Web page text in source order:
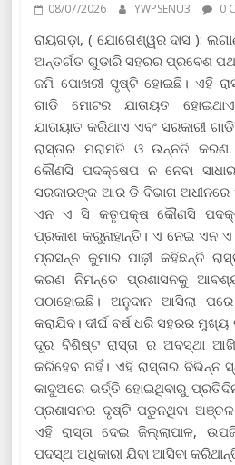
08/07/2026 YWPSENU3 0
ରାୟଗଡ଼ା, ( ଯୋଗେଶ୍ୱର ଦାସ ):
ଅନ୍ତର୍ଗତ ଗୁଡାରି ସହରର ପ୍ରବେଶ ପଥ
ଜମି ପୋଖରୀ ସୃଷ୍ଟି ହୋଇଛି। ଏହି
ଗାଡି ମୋଟର ଯାତାୟତ
ଯାତାୟାତ କରିଥାଏ ଏବଂ ସରକାରୀ
ରାସ୍ତାର ମରାମତି ଓ ଉନ୍ନତି
କୌଣସି ପଦକ୍ଷେପ ନ ନେବା
ସରକାରଙ୍କ ଆର ଡି ବିଭାଗ ଅଧୀନରେ
ଏନ ଏ ସି କତୃପକ୍ଷ କୌଣସି
ପ୍ରକାଶ କରୁନାହାନ୍ତି। ଏ ନେଇ ଏନ ଏ ସି
ପ୍ରସନ୍ନ କୁମାର ପାଢ଼ୀ କହିଛନ୍ତି
କରଣ ନିମନ୍ତେ ପ୍ରଶାସନକୁ
ପଠାହୋଇଛି। ଅନୁଦାନ ଆସିଲା
କରାଯିବ। ଦୀର୍ଘ ବର୍ଷ ଧରି ସହରର
ଦୂର ବିଶିଷ୍ଟ ରାସ୍ତା ର ଅବସ୍ଥା
କରିହେବ ନାହିଁ। ଏହି ରାସ୍ତାର ବିଭିନ୍ନ
କାଦୁଅରେ ଭର୍ତ୍ତି ହୋଇଥିବାରୁ
ପ୍ରଶାସନର ଦୃଷ୍ଟି ପଡୁନଥିବା
ଏହି ରାସ୍ତା ଦେଇ ଜିଲ୍ଲାପାଳ,
ପଦସ୍ଥ ଅଧିକାରୀ ଯିବା ଆସିବା